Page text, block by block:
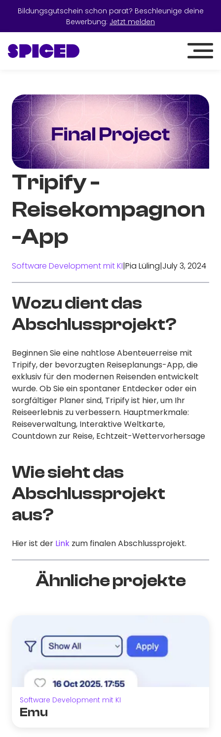
Bildungsgutschein schon parat? Beschleunige deine
Bewerbung: Jetzt melden
Tripify -
Reisekompagnon
-App
Software Development mit KI|Pia Lüling|July 3, 2024
Wozu dient das
Abschlussprojekt?
Beginnen Sie eine nahtlose Abenteuerreise mit
Tripify, der bevorzugten Reiseplanungs-App, die
exklusiv für den modernen Reisenden entwickelt
wurde. Ob Sie ein spontaner Entdecker oder ein
sorgfältiger Planer sind, Tripify ist hier, um Ihr
Reiseerlebnis zu verbessern. Hauptmerkmale:
Reiseverwaltung, Interaktive Weltkarte,
Countdown zur Reise, Echtzeit-Wettervorhersage
Wie sieht das
Abschlussprojekt
aus?
Hier ist der Link zum finalen Abschlussprojekt.
Ähnliche projekte
Software Development mit KI
Emu